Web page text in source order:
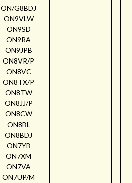
ON/G8BDJ
ON9VLW
ON9SD
ON9RA
ON9JPB
ON8VR/P
ON8VC
ON8TX/P
ON8TW
ON8JJ/P
ON8CW
ON8BL
ON8BDJ
ON7YB
ON7XM
ON7VA
ON7UP/M